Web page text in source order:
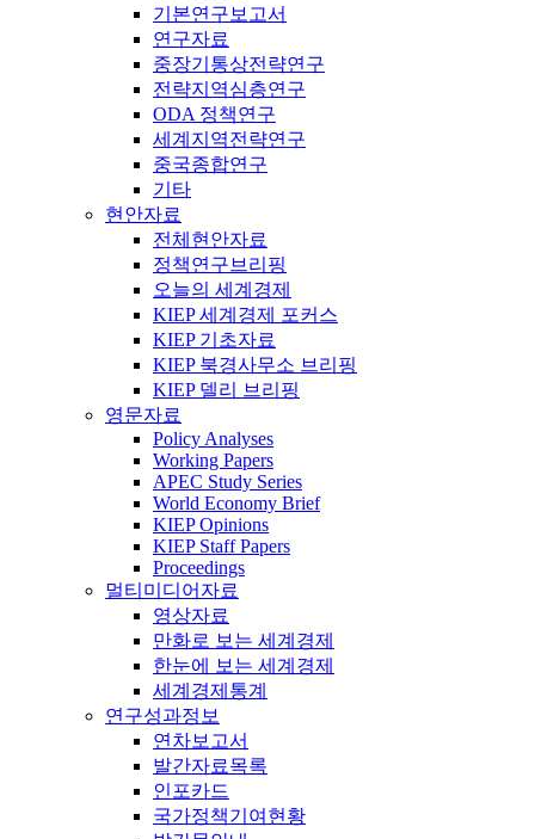
기본연구보고서
연구자료
중장기통상전략연구
전략지역심층연구
ODA 정책연구
세계지역전략연구
중국종합연구
기타
현안자료
전체현안자료
정책연구브리핑
오늘의 세계경제
KIEP 세계경제 포커스
KIEP 기초자료
KIEP 북경사무소 브리핑
KIEP 델리 브리핑
영문자료
Policy Analyses
Working Papers
APEC Study Series
World Economy Brief
KIEP Opinions
KIEP Staff Papers
Proceedings
멀티미디어자료
영상자료
만화로 보는 세계경제
한눈에 보는 세계경제
세계경제통계
연구성과정보
연차보고서
발간자료목록
인포카드
국가정책기여현황